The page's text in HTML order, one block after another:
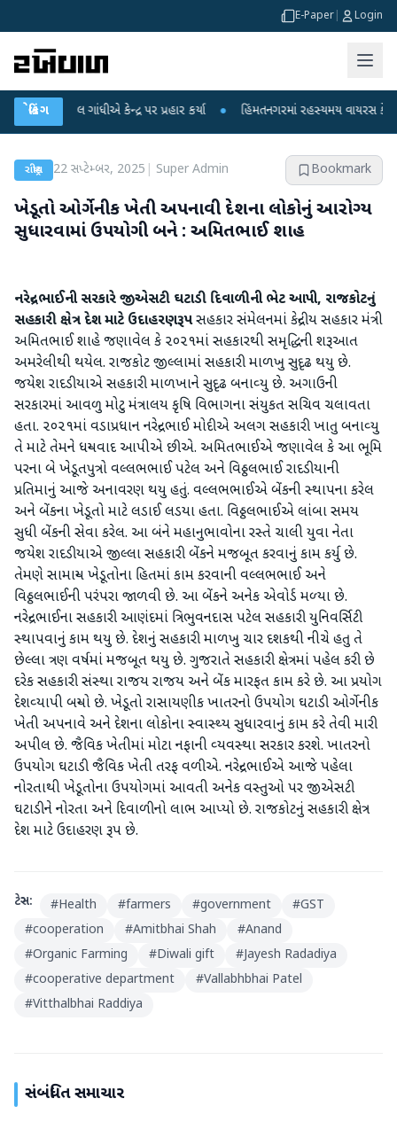
E-Paper Login
બ્રેકિંગ
ગાંધીએ કેન્દ્ર પર પ્રહાર કર્યા ● હિંમતનગરમાં રહસ્યમય વાયરસ કે ચાંદીપુરા? 6
રાષ્ટ્રીય 22 સપ્ટેમ્બર, 2025 Super Admin Bookmark
ખેડૂતો ઓર્ગેનીક ખેતી અપનાવી દેશના લોકોનું આરોગ્‍ય
સુધારવામાં ઉપયોગી બને : અમિતભાઈ શાહ
નરેન્‍દ્રભાઈની સરકારે જીએસટી ઘટાડી દિવાળીની ભેટ આપી, રાજકોટનું
સહકારી ક્ષેત્ર દેશ માટે ઉદાહરણરૂપસહકાર સંમેલનમાં કેન્‍દ્રીય સહકાર મંત્રી
અમિતભાઈ શાહે જણાવેલ કે ૨૦૨૧માં સહકારથી સમૃદ્ધિની શરૂઆત
અમરેલીથી થયેલ. રાજકોટ જીલ્લામાં સહકારી માળખુ સુદૃઢ થયુ છે.
જયેશ રાદડીયાએ સહકારી માળખાને સુદૃઢ બનાવ્‍યુ છે. અગાઉની
સરકારમાં આવળુ મોટુ મંત્રાલય કૃષિ વિભાગના સંયુકત સચિવ ચલાવતા
હતા. ૨૦૨૧માં વડાપ્રધાન નરેન્‍દ્રભાઈ મોદીએ અલગ સહકારી ખાતુ બનાવ્‍યુ
તે માટે તેમને ધન્‍યવાદ આપીએ છીએ. અમિતભાઈએ જણાવેલ કે આ ભૂમિ
પરના બે ખેડૂતપુત્રો વલ્લભભાઈ પટેલ અને વિઠ્ઠલભાઈ રાદડીયાની
પ્રતિમાનું આજે અનાવરણ થયુ હતું. વલ્લભભાઈએ બેંકની સ્‍થાપના કરેલ
અને બેંકના ખેડૂતો માટે લડાઈ લડયા હતા. વિઠ્ઠલભાઈએ લાંબા સમય
સુધી બેંકની સેવા કરેલ. આ બંને મહાનુભાવોના રસ્‍તે ચાલી યુવા નેતા
જયેશ રાદડીયાએ જીલ્લા સહકારી બેંકને મજબૂત કરવાનું કામ કર્યુ છે.
તેમણે સામાન્‍ય ખેડૂતોના હિતમાં કામ કરવાની વલ્લભભાઈ અને
વિઠ્ઠલભાઈની પરંપરા જાળવી છે. આ બેંકને અનેક એવોર્ડ મળ્‍યા છે.
નરેન્‍દ્રભાઈના સહકારી આણંદમાં ત્રિભુવનદાસ પટેલ સહકારી યુનિવર્સિટી
સ્‍થાપવાનું કામ થયુ છે. દેશનું સહકારી માળખુ ચાર દશકથી નીચે હતુ તે
છેલ્લા ત્રણ વર્ષમાં મજબૂત થયુ છે. ગુજરાતે સહકારી ક્ષેત્રમાં પહેલ કરી છે
દરેક સહકારી સંસ્‍થા રાજય રાજય અને બેંક મારફત કામ કરે છે. આ પ્રયોગ
દેશવ્‍યાપી બન્‍યો છે. ખેડૂતો રાસાયણીક ખાતરનો ઉપયોગ ઘટાડી ઓર્ગેનીક
ખેતી અપનાવે અને દેશના લોકોના સ્‍વાસ્‍થ્‍ય સુધારવાનું કામ કરે તેવી મારી
અપીલ છે. જૈવિક ખેતીમાં મોટા નફાની વ્‍યવસ્‍થા સરકાર કરશે. ખાતરનો
ઉપયોગ ઘટાડી જૈવિક ખેતી તરફ વળીએ. નરેન્‍દ્રભાઈએ આજે પહેલા
નોરતાથી ખેડૂતોના ઉપયોગમાં આવતી અનેક વસ્‍તુઓ પર જીએસટી
ઘટાડીને નોરતા અને દિવાળીનો લાભ આપ્‍યો છે. રાજકોટનું સહકારી ક્ષેત્ર
દેશ માટે ઉદાહરણ રૂપ છે.
ટેગ્સ: #Health #farmers #government #GST
#cooperation #Amitbhai Shah #Anand
#Organic Farming #Diwali gift #Jayesh Radadiya
#cooperative department #Vallabhbhai Patel
#Vitthalbhai Raddiya
સંબંધિત સમાચાર